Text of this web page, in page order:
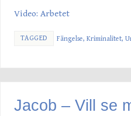
Video: Arbetet
TAGGED Fängelse, Kriminalitet,
Jacob – Vill se